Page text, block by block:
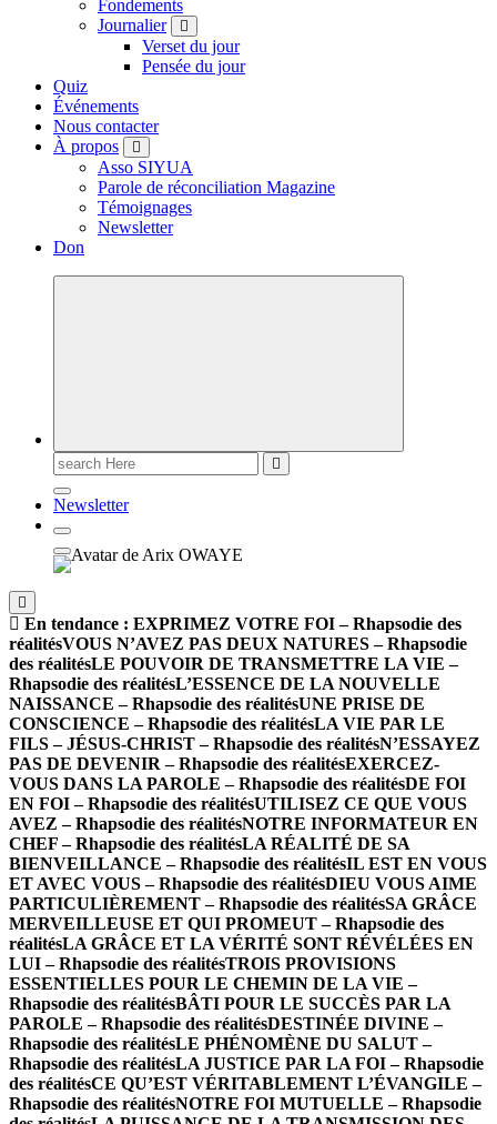
Fondements
Journalier
Verset du jour
Pensée du jour
Quiz
Événements
Nous contacter
À propos
Asso SIYUA
Parole de réconciliation Magazine
Témoignages
Newsletter
Don
Newsletter
En tendance : EXPRIMEZ VOTRE FOI – Rhapsodie des
réalitésVOUS N’AVEZ PAS DEUX NATURES – Rhapsodie
des réalitésLE POUVOIR DE TRANSMETTRE LA VIE –
Rhapsodie des réalitésL’ESSENCE DE LA NOUVELLE
NAISSANCE – Rhapsodie des réalitésUNE PRISE DE
CONSCIENCE – Rhapsodie des réalitésLA VIE PAR LE
FILS – JÉSUS-CHRIST – Rhapsodie des réalitésN’ESSAYEZ
PAS DE DEVENIR – Rhapsodie des réalitésEXERCEZ-
VOUS DANS LA PAROLE – Rhapsodie des réalitésDE FOI
EN FOI – Rhapsodie des réalitésUTILISEZ CE QUE VOUS
AVEZ – Rhapsodie des réalitésNOTRE INFORMATEUR EN
CHEF – Rhapsodie des réalitésLA RÉALITÉ DE SA
BIENVEILLANCE – Rhapsodie des réalitésIL EST EN VOUS
ET AVEC VOUS – Rhapsodie des réalitésDIEU VOUS AIME
PARTICULIÈREMENT – Rhapsodie des réalitésSA GRÂCE
MERVEILLEUSE ET QUI PROMEUT – Rhapsodie des
réalitésLA GRÂCE ET LA VÉRITÉ SONT RÉVÉLÉES EN
LUI – Rhapsodie des réalitésTROIS PROVISIONS
ESSENTIELLES POUR LE CHEMIN DE LA VIE –
Rhapsodie des réalitésBÂTI POUR LE SUCCÈS PAR LA
PAROLE – Rhapsodie des réalitésDESTINÉE DIVINE –
Rhapsodie des réalitésLE PHÉNOMÈNE DU SALUT –
Rhapsodie des réalitésLA JUSTICE PAR LA FOI – Rhapsodie
des réalitésCE QU’EST VÉRITABLEMENT L’ÉVANGILE –
Rhapsodie des réalitésNOTRE FOI MUTUELLE – Rhapsodie